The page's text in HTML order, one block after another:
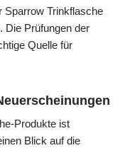
Sparrow Trinkflasche
Die Prüfungen der
Quelle für
Produkte ist
Blick auf die